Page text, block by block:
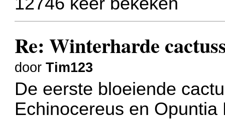
Re: Winterharde
doorTim123
De eerste bloeiende
Echinocereus en Opuntia